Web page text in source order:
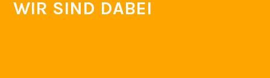
WIR SIND DABEI